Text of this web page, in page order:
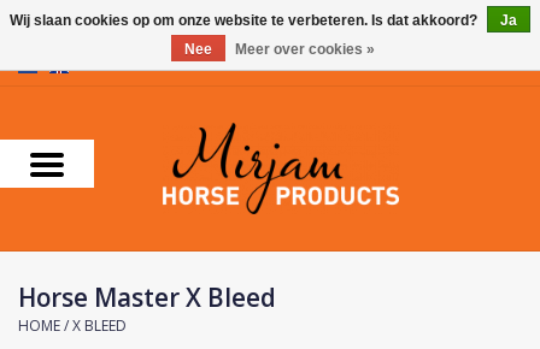
Supplementen
Verzorgingsproducten
Farnam
Horse Master X Bleed
HOME/X BLEED
Wij slaan cookies op om onze website te verbeteren. Is dat akkoord?
Ja
Nee
Meer over cookies »